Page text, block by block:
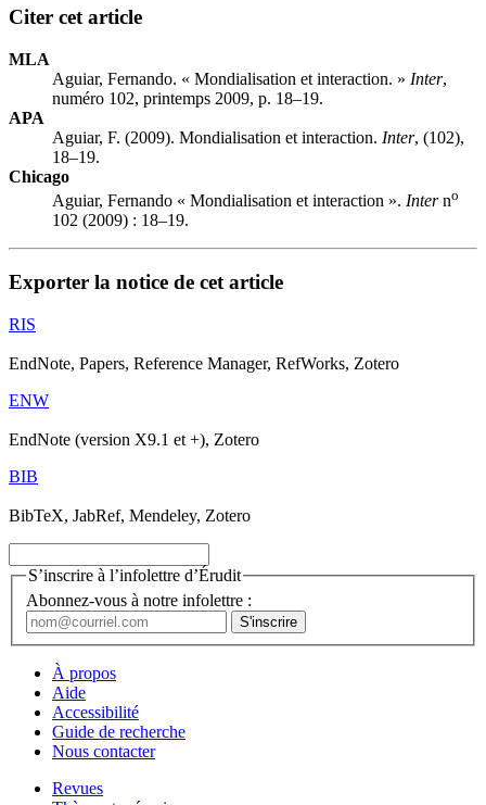
Citer cet article
MLA
Aguiar, Fernando. « Mondialisation et interaction. » Inter,
numéro 102, printemps 2009, p. 18–19.
APA
Aguiar, F. (2009). Mondialisation et interaction. Inter, (102),
18–19.
Chicago
Aguiar, Fernando « Mondialisation et interaction ». Interno
102 (2009) : 18–19.
Exporter la notice de cet article
RIS
EndNote, Papers, Reference Manager, RefWorks, Zotero
ENW
EndNote (version X9.1 et +), Zotero
BIB
BibTeX, JabRef, Mendeley, Zotero
S’inscrire à l’infolettre d’Érudit
Abonnez-vous à notre infolettre :
À propos
Aide
Accessibilité
Guide de recherche
Nous contacter
Revues